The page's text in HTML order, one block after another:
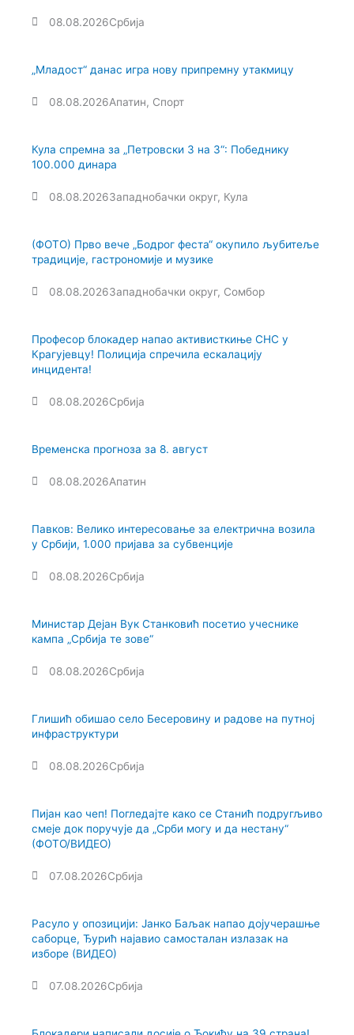
08.08.2026Србија
„Младост“ данас игра нову припремну утакмицу
08.08.2026Апатин, Спорт
Кула спремна за „Петровски 3 на 3“: Победнику
100.000 динара
08.08.2026Западнобачки округ, Кула
(ФОТО) Прво вече „Бодрог феста“ окупило љубитеље
традиције, гастрономије и музике
08.08.2026Западнобачки округ, Сомбор
Професор блокадер напао активисткиње СНС у
Крагујевцу! Полиција спречила ескалацију
инцидента!
08.08.2026Србија
Временска прогноза за 8. август
08.08.2026Апатин
Павков: Велико интересовање за електрична возила
у Србији, 1.000 пријава за субвенције
08.08.2026Србија
Министар Дејан Вук Станковић посетио учеснике
кампа „Србија те зове“
08.08.2026Србија
Глишић обишао село Бесеровину и радове на путној
инфраструктури
08.08.2026Србија
Пијан као чеп! Погледајте како се Станић подругљиво
смеје док поручује да „Срби могу и да нестану“
(ФОТО/ВИДЕО)
07.08.2026Србија
Расуло у опозицији: Јанко Баљак напао дојучерашње
саборце, Ђурић најавио самосталан излазак на
изборе (ВИДЕО)
07.08.2026Србија